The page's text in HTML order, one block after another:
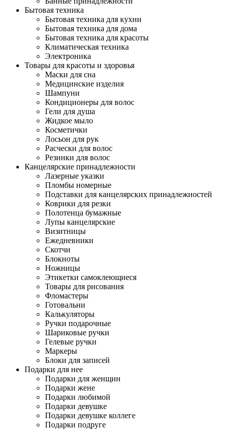
Бытовая техника
Бытовая техника для кухни
Бытовая техника для дома
Бытовая техника для красоты
Климатическая техника
Электроника
Товары для красоты и здоровья
Маски для сна
Медицинские изделия
Шампуни
Кондиционеры для волос
Гели для душа
Жидкое мыло
Косметички
Лосьон для рук
Расчески для волос
Резинки для волос
Канцелярские принадлежности
Лазерные указки
Пломбы номерные
Подставки для канцелярских принадлежностей
Коврики для резки
Полотенца бумажные
Лупы канцелярские
Визитницы
Ежедневники
Скотчи
Блокноты
Ножницы
Этикетки самоклеющиеся
Товары для рисования
Фломастеры
Готовальни
Калькуляторы
Ручки подарочные
Шариковые ручки
Гелевые ручки
Маркеры
Блоки для записей
Подарки для нее
Подарки для женщин
Подарки жене
Подарки любимой
Подарки девушке
Подарки девушке коллеге
Подарки подруге